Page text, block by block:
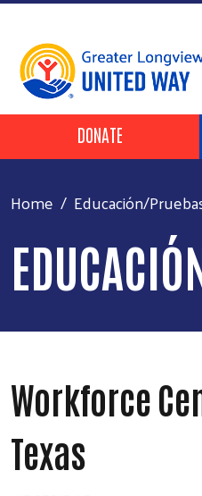
Header Buttons
DONATE
Home Educación/
Workforce
Texas